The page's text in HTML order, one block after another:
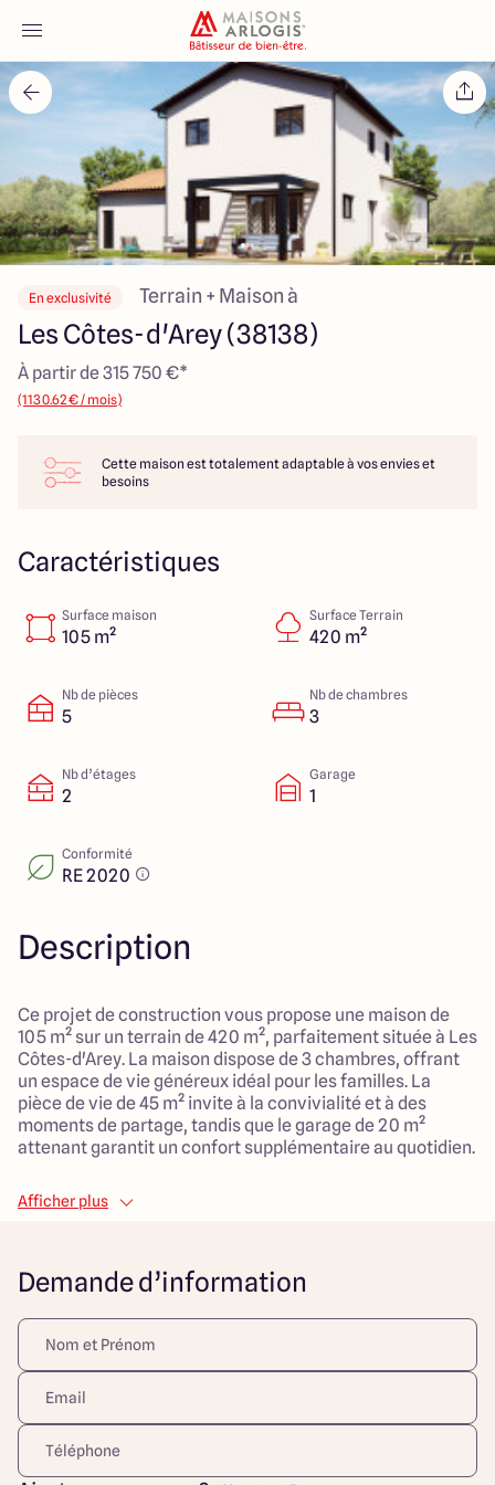
Accueil
Nos maisons
Nos annonces
Votre projet
Qui sommes-nous
Maisons ARLOGIS Lyon Est
4.9
En exclusivité Terrain + Maison à
Les Côtes-d'Arey (38138)
À partir de 315 750 €*
(1130.62 € / mois)
Cette maison est totalement adaptable à vos envies et
besoins
Caractéristiques
Surface maison
105 m²
Surface Terrain
420 m²
Nb de pièces
5
Nb de chambres
3
Nb d’étages
2
Garage
1
Conformité
RE 2020
Description
Ce projet de construction vous propose une maison de
105 m² sur un terrain de 420 m², parfaitement située à Les
Côtes-d'Arey. La maison dispose de 3 chambres, offrant
un espace de vie généreux idéal pour les familles. La
pièce de vie de 45 m² invite à la convivialité et à des
moments de partage, tandis que le garage de 20 m²
attenant garantit un confort supplémentaire au quotidien.
Le terrain, entièrement viabilisé et en subdivision,
bénéficie d'un emplacement pratique en milieu urbain,
commerces. Cette localisation offre un cadre de vie
Cette maison est le choix parfait pour les familles en
quête d’un cadre chaleureux et spacieux, où il fait bon
vivre au quotidien. Ne manquez pas cette opportunité de
réaliser votre rêve!
>
Afficher plus
Demande d’information